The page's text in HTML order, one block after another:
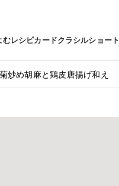
むレシピカードクラシルショート
炒め胡麻と鶏皮唐揚げ和え